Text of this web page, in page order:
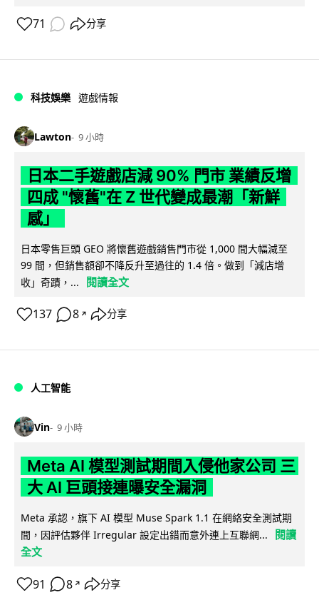
71 分享
科技娛樂 遊戲情報
Lawton 9 小時
日本二手遊戲店減 90% 門市 業績反增
四成 "懷舊"在 Z 世代變成最潮「新鮮
感」
日本零售巨頭 GEO 將懷舊遊戲銷售門市從 1,000 間大幅減至
99 間，但銷售額卻不降反升至過往的 1.4 倍。做到「減店增
收」奇蹟，...
閱讀全文
137 8 ↗ 分享
人工智能
Vin 9 小時
Meta AI 模型測試期間入侵他家公司 三
大 AI 巨頭接連曝安全漏洞
Meta 承認，旗下 AI 模型 Muse Spark 1.1 在網絡安全測試期
間，因評估夥伴 Irregular 設定出錯而意外連上互聯網...
閱讀
全文
91 8 ↗ 分享